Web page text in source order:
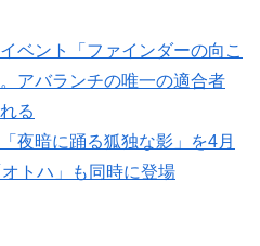
ベント「ファインダーの向こ
アバランチの唯一の適合者
る
夜暗に踊る狐独な影」を4月
トハ」も同時に登場